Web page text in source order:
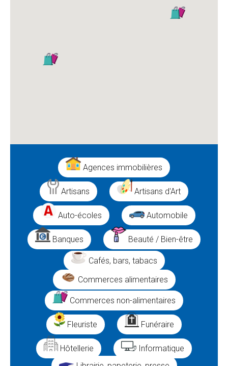
Agences immobilières
Artisans Artisans d'Art
Auto-écoles Automobile
Banques Beauté / Bien-être
Cafés, bars, tabacs
Commerces alimentaires
Commerces non-alimentaires
Fleuriste Funéraire
Hôtellerie
Informatique